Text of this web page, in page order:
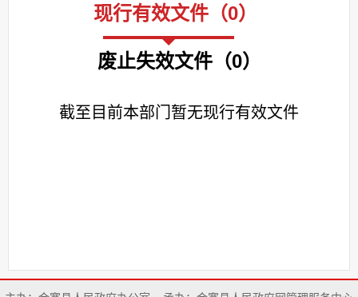
现行有效文件（0）
废止失效文件（0）
截至目前本部门暂无现行有效文件